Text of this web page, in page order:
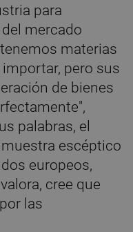
para
mercado
materias
pero sus
de bienes
palabras, el
escéptico
europeos,
cree que
las